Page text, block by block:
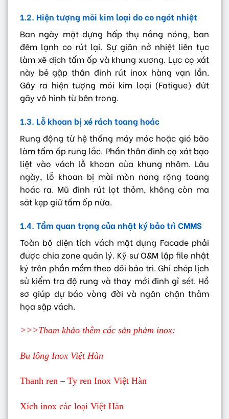
1.2. Hiện tượng mỏi kim loại do co ngót nhiệt
Ban ngày mặt dựng hấp thụ nắng nóng, ban
đêm lạnh co rút lại. Sự giãn nở nhiệt liên tục
làm xê dịch tấm ốp và khung xương. Lực cọ xát
này bẻ gập thân đinh rút inox hàng vạn lần.
Gây ra hiện tượng mỏi kim loại (Fatigue) đứt
gãy vô hình từ bên trong.
1.3. Lỗ khoan bị xé rách toang hoác
Rung động từ hệ thống máy móc hoặc gió bão
làm tấm ốp rung lắc. Phần thân đinh cọ xát bạo
liệt vào vách lỗ khoan của khung nhôm. Lâu
ngày, lỗ khoan bị mài mòn nong rộng toang
hoác ra. Mũ đinh rút lọt thỏm, không còn ma
sát kẹp giữ tấm ốp nữa.
1.4. Tầm quan trọng của nhật ký bảo trì CMMS
Toàn bộ diện tích vách mặt dựng Facade phải
được chia zone quản lý. Kỹ sư O&M lập file nhật
ký trên phần mềm theo dõi bảo trì. Ghi chép lịch
sử kiểm tra độ rung và thay mới đinh gỉ sét. Hồ
sơ giúp dự báo vòng đời và ngăn chặn thảm
họa sập vách.
>>>Tham khảo thêm các sản phảm inox:
Bu lông Inox Việt Hàn
Thanh ren – Ty ren Inox Việt Hàn
Xích inox các loại Việt Hàn